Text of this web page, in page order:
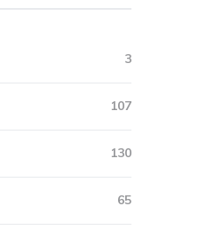
3
107
130
65